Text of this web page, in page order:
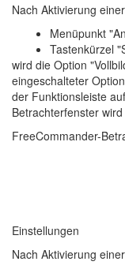
Nach Aktivierung
Menüpunkt
Tastenkürzel
wird die Option
eingeschalteter
der Funktionsleiste auf
Betrachterfenster
FreeCommander-
Einstellungen
Nach Aktivierung